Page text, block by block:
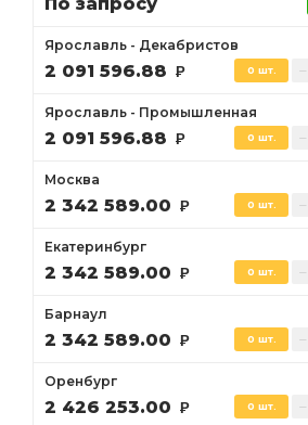
Ярославль - Декабристов
2 091 596.88 Р 0 шт.
Ярославль - Промышленная
2 091 596.88 Р 0 шт.
Москва
2 342 589.00 Р 0 шт.
Екатеринбург
2 342 589.00 Р 0 шт.
Барнаул
2 342 589.00 Р 0 шт.
Оренбург
2 426 253.00 Р 0 шт.